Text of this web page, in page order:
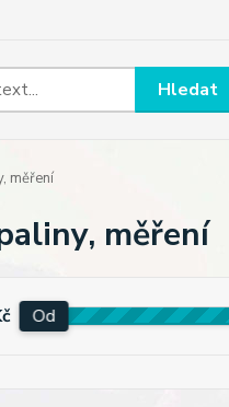
Hledat
měření
měření
Od